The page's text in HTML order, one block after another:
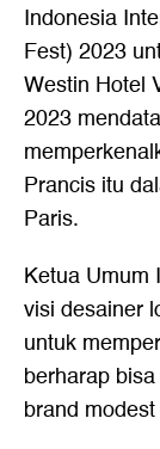
Indonesia
Fest) 2023
Westin Hotel
2023
Prancis itu
Paris.
Ketua Umum
visi desainer
untuk
berharap
brand